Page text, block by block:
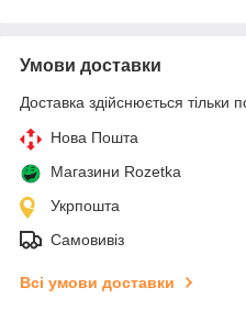
Умови доставки
Доставка здійснюється тільки
Нова Пошта
Магазини Rozetka
Укрпошта
Самовивіз
Всі умови доставки